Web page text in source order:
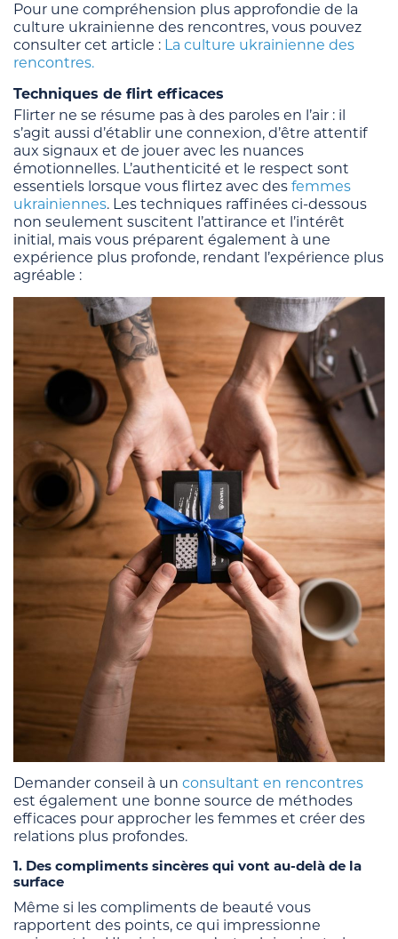
Pour une compréhension plus approfondie de la
culture ukrainienne des rencontres, vous pouvez
consulter cet article : La culture ukrainienne des
rencontres.
Techniques de flirt efficaces
Flirter ne se résume pas à des paroles en l’air : il
s’agit aussi d’établir une connexion, d’être attentif
aux signaux et de jouer avec les nuances
émotionnelles. L’authenticité et le respect sont
essentiels lorsque vous flirtez avec des femmes
ukrainiennes. Les techniques raffinées ci-dessous
non seulement suscitent l’attirance et l’intérêt
initial, mais vous préparent également à une
expérience plus profonde, rendant l’expérience plus
agréable :
Demander conseil à un consultant en rencontres
est également une bonne source de méthodes
efficaces pour approcher les femmes et créer des
relations plus profondes.
1. Des compliments sincères qui vont au-delà de la
surface
Même si les compliments de beauté vous
rapportent des points, ce qui impressionne